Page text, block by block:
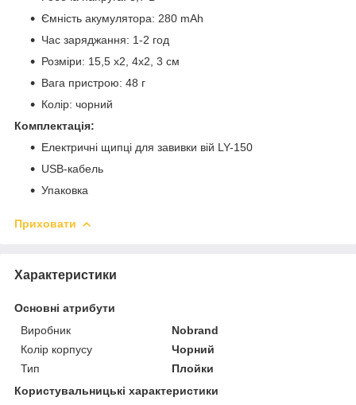
Ємність акумулятора: 280 mAh
Час заряджання: 1-2 год
Розміри: 15,5 х2, 4х2, 3 см
Вага пристрою: 48 г
Колір: чорний
Комплектація:
Електричні щипці для завивки вій LY-150
USB-кабель
Упаковка
Приховати
Характеристики
Основні атрибути
Виробник
Nobrand
Колір корпусу
Чорний
Тип
Плойки
Користувальницькі характеристики